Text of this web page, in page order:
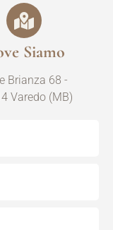
Siamo
Brianza 68 -
Varedo (MB)